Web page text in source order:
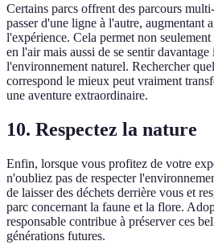
Certains parcs offrent des parcours
passer d'une ligne à l'autre, augmentant
l'expérience. Cela permet non
en l'air mais aussi de se sentir davantage
l'environnement naturel. Rechercher
correspond le mieux peut vraiment
une aventure extraordinaire.
10. Respectez la nature
Enfin, lorsque vous profitez de votre
n'oubliez pas de respecter
de laisser des déchets derrière vous et
parc concernant la faune et la flore.
responsable contribue à préserver ces
générations futures.